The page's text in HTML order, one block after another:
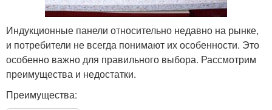
Индукционные панели относительно недавно на рынке,
и потребители не всегда понимают их особенности. Это
особенно важно для правильного выбора. Рассмотрим
преимущества и недостатки.
Преимущества: